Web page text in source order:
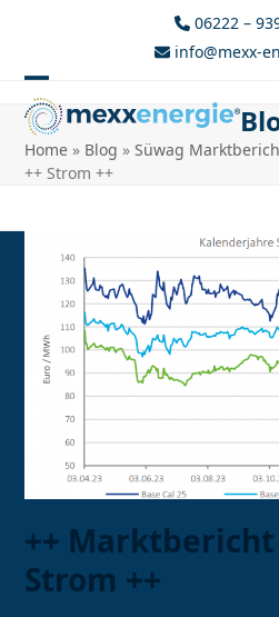
06222 –
info@mexx-
Open
mobile
menu
Close
mobile
menu
Home » Blog »Süwag
++ Strom ++
++ Marktbericht
Strom ++